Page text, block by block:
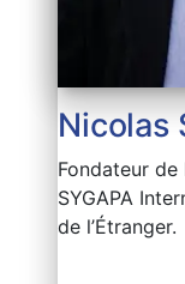
Nicolas
Fondateur de
SYGAPA
de l’Étranger.